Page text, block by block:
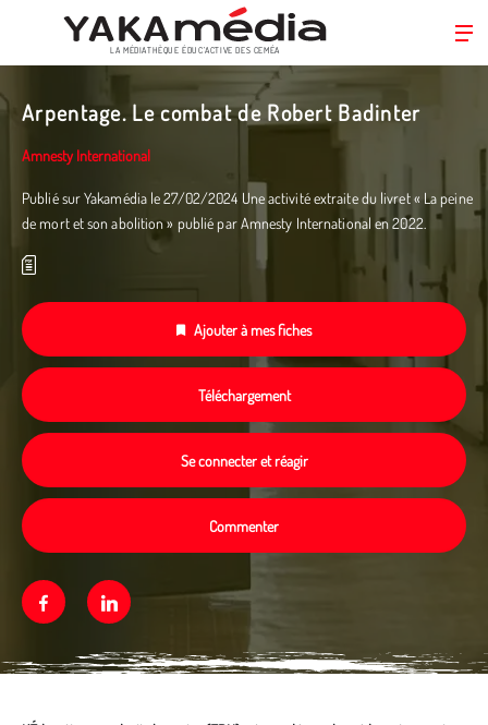
au
contenu
principal
LA MÉDIATHÈQUE ÉDUC’ACTIVE DES CEMÉA
Arpentage. Le combat de Robert Badinter
Amnesty International
Publié sur Yakamédia le 27/02/2024 Une activité extraite du livret « La peine
de mort et son abolition » publié par Amnesty International en 2022.­
Ajouter à mes fiches
Téléchargement
Se connecter et réagir
Commenter
FacebookLinkedin